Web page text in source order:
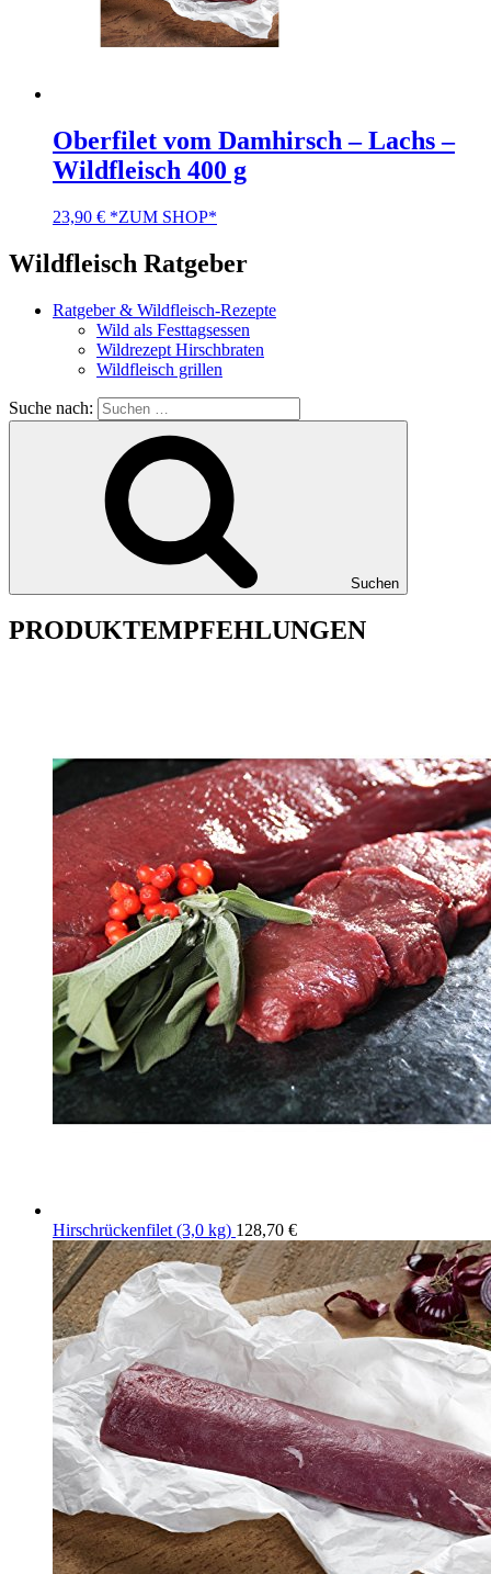
Oberfilet vom Damhirsch – Lachs –
Wildfleisch 400 g
23,90 € *ZUM SHOP*
Wildfleisch Ratgeber
Ratgeber & Wildfleisch-Rezepte
Wild als Festtagsessen
Wildrezept Hirschbraten
Wildfleisch grillen
Suche nach:
Suchen
PRODUKTEMPFEHLUNGEN
Hirschrückenfilet (3,0 kg) 128,70 €